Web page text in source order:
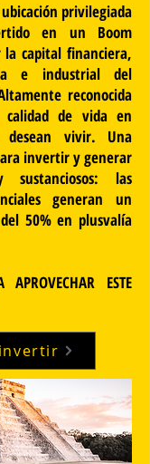
privilegiada
en un Boom
capital financiera,
e industrial del
reconocida
de vida en
desean vivir. Una
invertir y generar
sustanciosos: las
generan un
50% en plusvalía
APROVECHAR ESTE